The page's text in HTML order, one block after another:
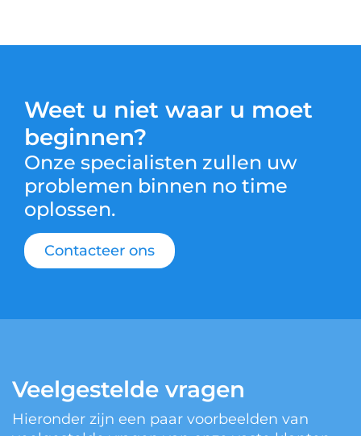
Weet u niet waar u moet
beginnen?
Onze specialisten zullen uw
problemen binnen no time
oplossen.
Contacteer ons
Veelgestelde vragen
Hieronder zijn een paar voorbeelden van